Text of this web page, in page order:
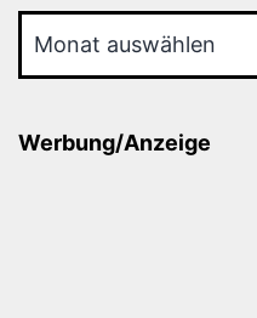
Werbung/Anzeige